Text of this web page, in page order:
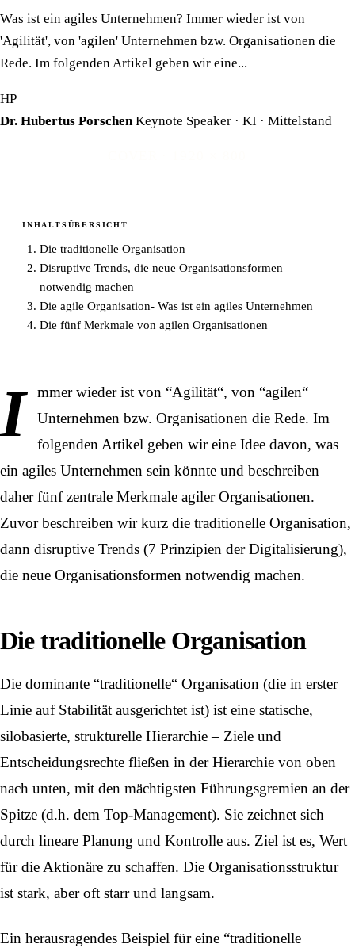
Was ist ein agiles Unternehmen? Immer wieder ist von
'Agilität', von 'agilen' Unternehmen bzw. Organisationen die
Rede. Im folgenden Artikel geben wir eine...
HP
Dr. Hubertus Porschen Keynote Speaker · KI · Mittelstand
INHALTSÜBERSICHT
Die traditionelle Organisation
Disruptive Trends, die neue Organisationsformen
notwendig machen
Die agile Organisation- Was ist ein agiles Unternehmen
Die fünf Merkmale von agilen Organisationen
I
mmer wieder ist von “Agilität“, von “agilen“
Unternehmen bzw. Organisationen die Rede. Im
folgenden Artikel geben wir eine Idee davon, was
ein agiles Unternehmen sein könnte und beschreiben
daher fünf zentrale Merkmale agiler Organisationen.
Zuvor beschreiben wir kurz die traditionelle Organisation,
dann disruptive Trends (7 Prinzipien der Digitalisierung),
die neue Organisationsformen notwendig machen.
Die traditionelle Organisation
Die dominante “traditionelle“ Organisation (die in erster
Linie auf Stabilität ausgerichtet ist) ist eine statische,
silobasierte, strukturelle Hierarchie – Ziele und
Entscheidungsrechte fließen in der Hierarchie von oben
nach unten, mit den mächtigsten Führungsgremien an der
Spitze (d.h. dem Top-Management). Sie zeichnet sich
durch lineare Planung und Kontrolle aus. Ziel ist es, Wert
für die Aktionäre zu schaffen. Die Organisationsstruktur
ist stark, aber oft starr und langsam.
Ein herausragendes Beispiel für eine “traditionelle